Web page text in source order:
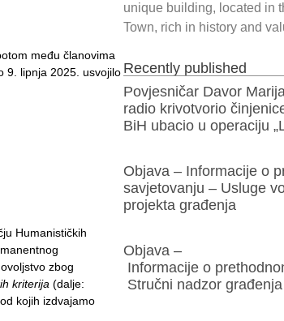
među članovima
9. lipnja 2025. usvojilo
Humanističkih
zbog
kriterija (dalje:
kojih izdvajamo
unique building, located in
Town, rich in history and
Recently published
Povjesničar Davor
radio krivotvorio
BiH ubacio u operaciju
Objava – Informacije o
savjetovanju – Usluge
projekta građenja
Objava –
Informacije o
Stručni nadzor građenja